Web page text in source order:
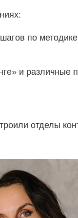
по
и
отделы